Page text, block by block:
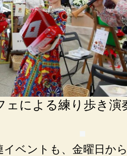
ェによる練り歩き演
■
イベントも、金曜日か